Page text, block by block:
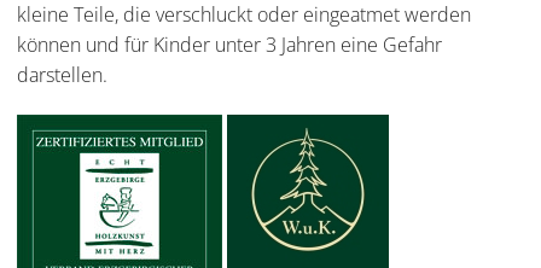
kleine Teile, die verschluckt oder eingeatmet werden
können und für Kinder unter 3 Jahren eine Gefahr
darstellen.